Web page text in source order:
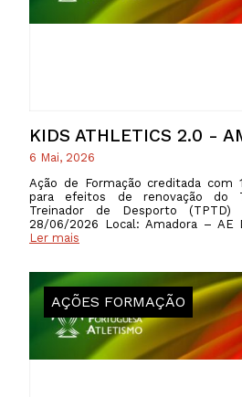
KIDS ATHLETICS 2.0 -
6 Mai, 2026
Ação de Formação creditada com
para efeitos de renovação do
Treinador de Desporto
28/06/2026 Local: Amadora – AE
Ler mais
AÇÕES FORMAÇÃO